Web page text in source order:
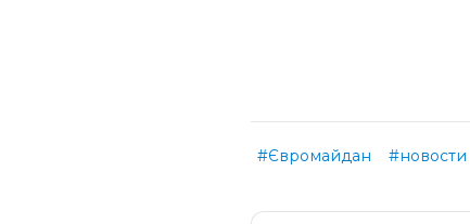
#Євромайдан #новости